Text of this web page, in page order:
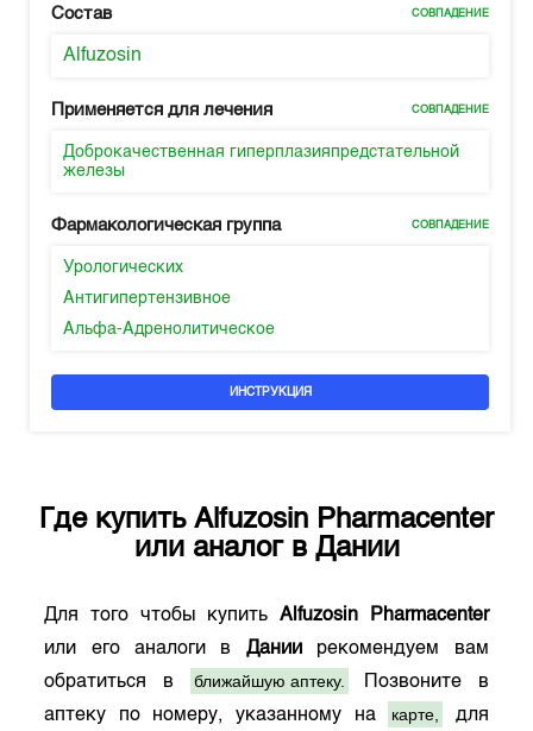
Состав СОВПАДЕНИЕ
Alfuzosin
Применяется для лечения СОВПАДЕНИЕ
Доброкачественная гиперплазияпредстательной
железы
Фармакологическая группа СОВПАДЕНИЕ
Урологических
Антигипертензивное
Альфа-Адренолитическое
ИНСТРУКЦИЯ
Где купить Alfuzosin Pharmacenter
или аналог в Дании
Для того чтобы купить Alfuzosin Pharmacenter
или его аналоги в Даниирекомендуем вам
обратиться в
ближайшую аптеку.
Позвоните в
аптеку по номеру, указанному на
карте, для